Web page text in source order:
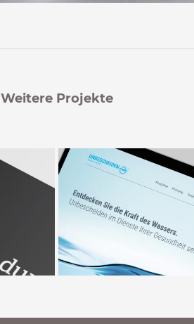
Weitere Projekte